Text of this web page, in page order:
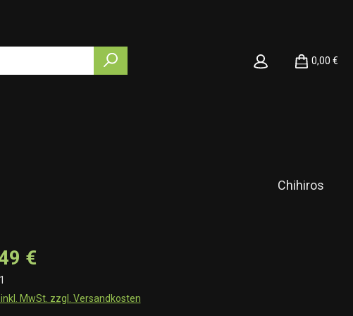
0,00 €
Chihiros
€
1
MwSt. zzgl. Versandkosten